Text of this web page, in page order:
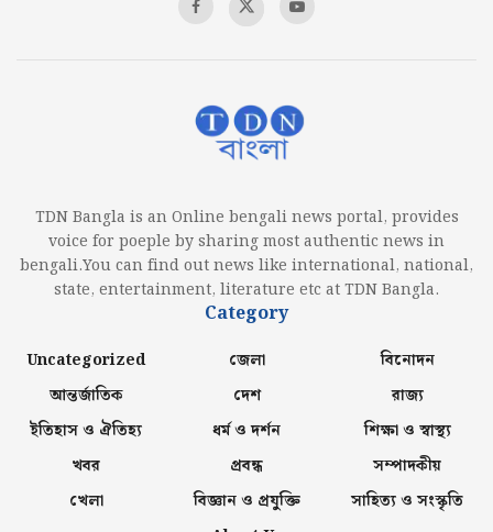
TDN Bangla is an Online bengali news portal, provides
voice for poeple by sharing most authentic news in
bengali.You can find out news like international, national,
state, entertainment, literature etc at TDN Bangla.
Category
Uncategorized
আন্তর্জাতিক
ইতিহাস ও ঐতিহ্য
খবর
খেলা
জেলা
দেশ
ধর্ম ও দর্শন
প্রবন্ধ
বিজ্ঞান ও প্রযুক্তি
বিনোদন
রাজ্য
শিক্ষা ও স্বাস্থ্য
সম্পাদকীয়
সাহিত্য ও সংস্কৃতি